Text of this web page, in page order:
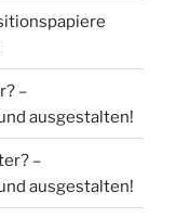
–
ausgestalten!
–
ausgestalten!